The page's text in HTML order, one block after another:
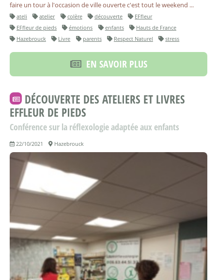
faire un tour à l'occasion de ville ouverte c'est tout le weekend ...
ateli atelier colère découverte
EFfleur
EFfleur de pieds
émotions enfants
Hauts de France
Hazebrouck
Livre parents Respect Naturel stress
EN SAVOIR PLUS
DÉCOUVERTE DES ATELIERS ET LIVRES
EFFLEUR DE PIEDS
Conférence sur la réflexologie adaptée aux enfants
22/10/2021 Hazebrouck